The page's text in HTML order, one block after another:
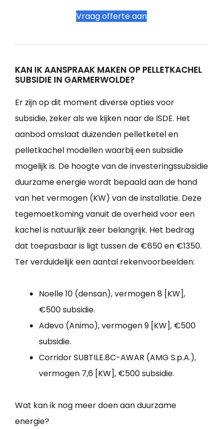
Vraag offerte aan
KAN IK AANSPRAAK MAKEN OP PELLETKACHEL
SUBSIDIE IN GARMERWOLDE?
Er zijn op dit moment diverse opties voor
subsidie, zeker als we kijken naar de ISDE. Het
aanbod omslaat duizenden pelletketel en
pelletkachel modellen waarbij een subsidie
mogelijk is. De hoogte van de investeringssubsidie
duurzame energie wordt bepaald aan de hand
van het vermogen (KW) van de installatie. Deze
tegemoetkoming vanuit de overheid voor een
kachel is natuurlijk zeer belangrijk. Het bedrag
dat toepasbaar is ligt tussen de €650 en €1350.
Ter verduidelijk een aantal rekenvoorbeelden:
Noelle 10 (densan), vermogen 8 [KW],
€500 subsidie.
Adevo (Animo), vermogen 9 [KW], €500
subsidie.
Corridor SUBTILE.8C-AWAR (AMG S.p.A.),
vermogen 7,6 [KW], €500 subsidie.
Wat kan ik nog meer doen aan duurzame
energie?